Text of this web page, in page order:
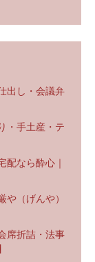
出し・会議弁
・手土産・テ
配なら酔心｜
（げんや）
席折詰・法事